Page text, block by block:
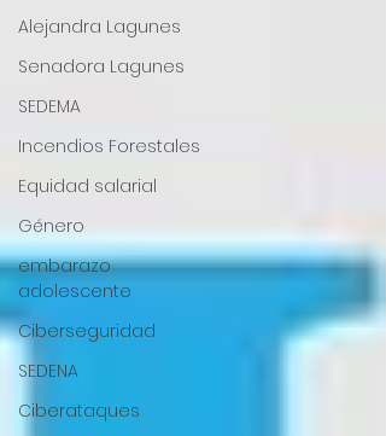
Alejandra Lagunes
Senadora Lagunes
SEDEMA
Incendios Forestales
Equidad salarial
Género
embarazo
adolescente
Ciberseguridad
SEDENA
Ciberataques